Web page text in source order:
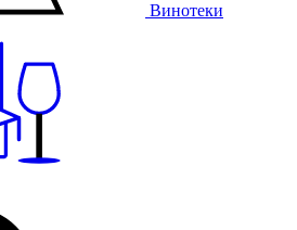
Винотеки